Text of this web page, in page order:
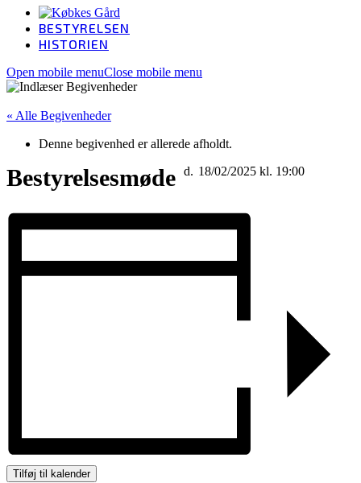
BESTYRELSEN
HISTORIEN
Open mobile menuClose mobile menu
« Alle Begivenheder
Denne begivenhed er allerede afholdt.
Bestyrelsesmøde 18/02/2025 kl. 19:00
Tilføj til kalender